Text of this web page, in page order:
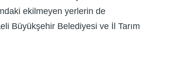
ekilmeyen yerlerin de
Büyükşehir Belediyesi ve İl Tarım